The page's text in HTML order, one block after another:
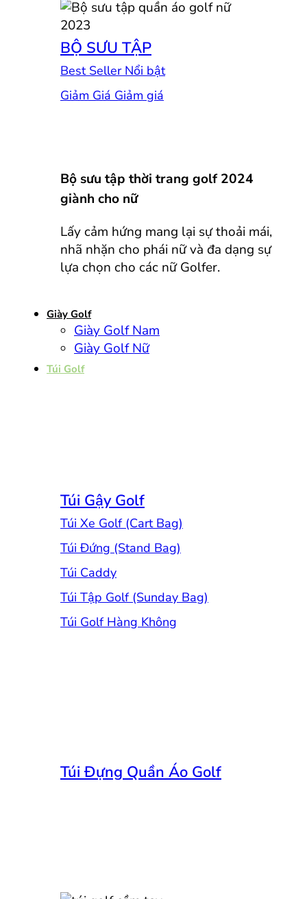
BỘ SƯU TẬP
Best Seller
Giảm Giá
Bộ sưu tập thời trang golf 2024
giành cho nữ
Lấy cảm hứng mang lại sự thoải mái,
nhã nhặn cho phái nữ và đa dạng sự
lựa chọn cho các nữ Golfer.
Giày Golf
Giày Golf Nam
Giày Golf Nữ
Túi Golf
Túi Gậy Golf
Túi Xe Golf (Cart Bag)
Túi Đứng (Stand Bag)
Túi Caddy
Túi Tập Golf (Sunday Bag)
Túi Golf Hàng Không
Túi Đựng Quần Áo Golf